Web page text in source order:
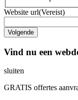
Website url(Vereist)
Vind nu een
sluiten
GRATIS offertes